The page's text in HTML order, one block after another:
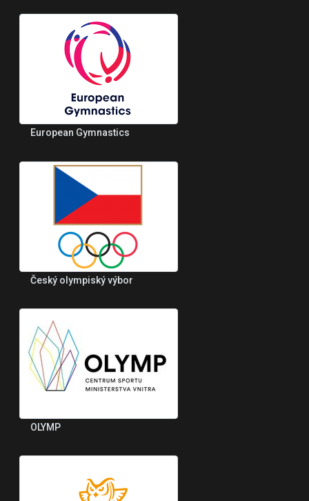
European Gymnastics
Český olympiský výbor
OLYMP